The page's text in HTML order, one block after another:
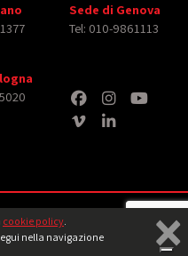
cookie policy.
nella navigazione
×
Sede di Genova
Tel: 010-9861113
reserved. Tutti i diritti relativi ad
aventi diritto Note legali